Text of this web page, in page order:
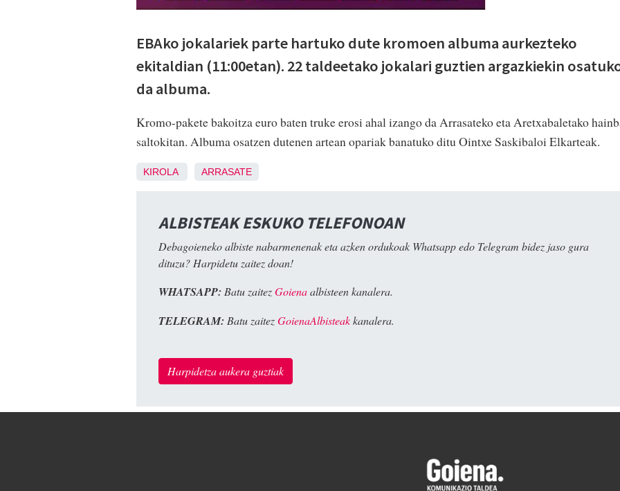
EBAko jokalariek parte hartuko dute kromoen albuma aurkezteko
ekitaldian (11:00etan). 22 taldeetako jokalari guztien argazkiekin
da albuma.
Kromo-pakete bakoitza euro baten truke erosi ahal izango da Arrasateko eta Aretxabaletako
saltokitan. Albuma osatzen dutenen artean opariak banatuko ditu Ointxe Saskibaloi Elkarteak.
KIROLA ARRASATE
ALBISTEAK ESKUKO TELEFONOAN
Debagoieneko albiste nabarmenenak eta azken ordukoak Whatsapp edo Telegram bidez jaso gura
dituzu? Harpidetu zaitez doan!
WHATSAPP: Batu zaitezGoienaalbisteen kanalera.
TELEGRAM: Batu zaitezGoienaAlbisteakkanalera.
Harpidetza aukera guztiak